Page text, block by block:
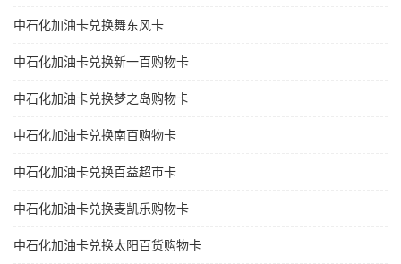
中石化加油卡兑换舞东风卡
中石化加油卡兑换新一百购物卡
中石化加油卡兑换梦之岛购物卡
中石化加油卡兑换南百购物卡
中石化加油卡兑换百益超市卡
中石化加油卡兑换麦凯乐购物卡
中石化加油卡兑换太阳百货购物卡